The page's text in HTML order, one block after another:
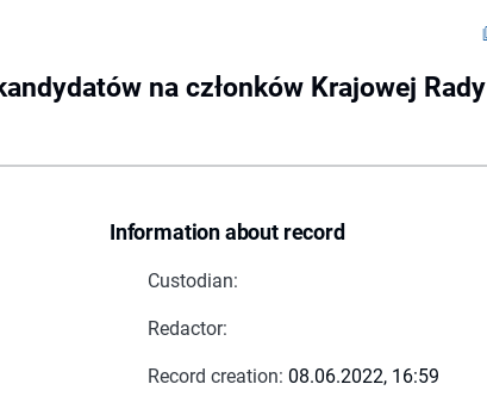
na członków Krajowej Rady
Information about record
Custodian:
Redactor:
Record creation: 08.06.2022, 16:59